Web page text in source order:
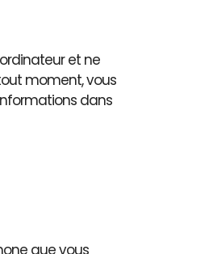
et ne
moment, vous
dans
que vous